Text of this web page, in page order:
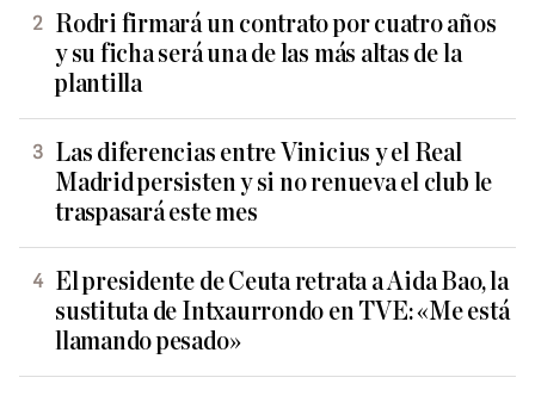
Rodri firmará un contrato por cuatro años
y su ficha será una de las más altas de la
plantilla
Las diferencias entre Vinicius y el Real
Madrid persisten y si no renueva el club le
traspasará este mes
El presidente de Ceuta retrata a Aida Bao, la
sustituta de Intxaurrondo en TVE: «Me está
llamando pesado»